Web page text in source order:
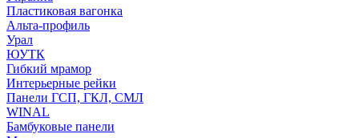
Пластиковая вагонка
Альта-профиль
Урал
ЮУТК
Гибкий мрамор
Интерьерные рейки
Панели ГСП, ГКЛ, СМЛ
WINAL
Бамбуковые панели